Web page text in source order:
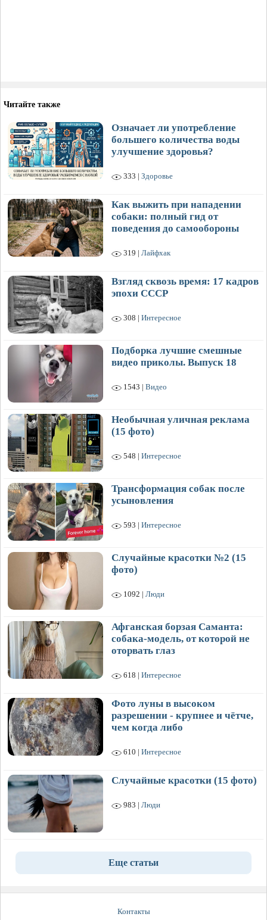
Читайте также
Означает ли употребление
большего количества воды
улучшение здоровья?
333 | Здоровье
Как выжить при нападении
собаки: полный гид от
поведения до самообороны
319 | Лайфхак
Взгляд сквозь время: 17 кадров
эпохи СССР
308 | Интересное
Подборка лучшие смешные
видео приколы. Выпуск 18
1543 | Видео
Необычная уличная реклама
(15 фото)
548 | Интересное
Трансформация собак после
усыновления
593 | Интересное
Случайные красотки №2 (15
фото)
1092 | Люди
Афганская борзая Саманта:
собака-модель, от которой не
оторвать глаз
618 | Интересное
Фото луны в высоком
разрешении - крупнее и чётче,
чем когда либо
610 | Интересное
Случайные красотки (15 фото)
983 | Люди
Еще статьи
Контакты